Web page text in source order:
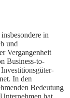
in
und
Vergangenheit
Business-to-
In den
Bedeutung